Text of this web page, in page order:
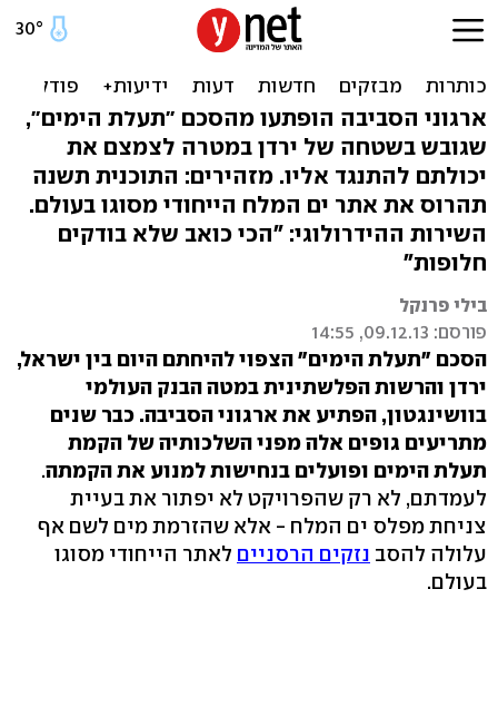
התנגדויות לתעלת הימים:
תחסל את ים המלח
ארגוני הסביבה הופתעו מהסכם "תעלת הימים",
שגובש בשטחה של ירדן במטרה לצמצם את
יכולתם להתנגד אליו. מזהירים: התוכנית תשנה
תהרוס את אתר ים המלח הייחודי מסוגו בעולם.
השירות ההידרולוגי: "הכי כואב שלא בודקים
חלופות"
בילי פרנקל
פורסם: 09.12.13, 14:55
הסכם "תעלת הימים" הצפוי להיחתם היום בין ישראל,
ירדן והרשות הפלשתינית במטה הבנק העולמי
בוושינגטון, הפתיע את ארגוני הסביבה. כבר שנים
מתריעים גופים אלה מפני השלכותיה של הקמת
תעלת הימים ופועלים בנחישות למנוע את הקמתה.
לעמדתם, לא רק שהפרויקט לא יפתור את בעיית
צניחת מפלס ים המלח - אלא שהזרמת מים לשם אף
עלולה להסב נזקים הרסניים לאתר הייחודי מסוגו
בעולם.